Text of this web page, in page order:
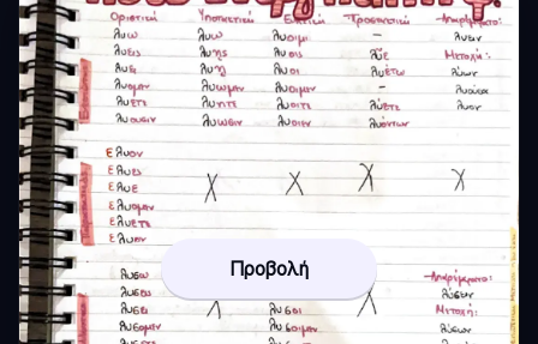
Προβολή